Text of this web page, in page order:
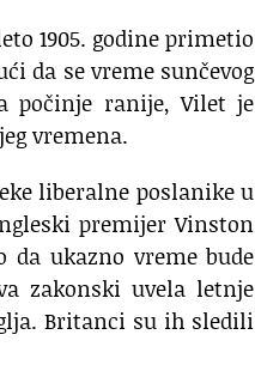
1905. godine primetio
da se vreme sunčevog
počinje ranije, Vilet je
vremena.
liberalne poslanike u
premijer Vinston
ukazno vreme bude
zakonski uvela letnje
Britanci su ih sledili